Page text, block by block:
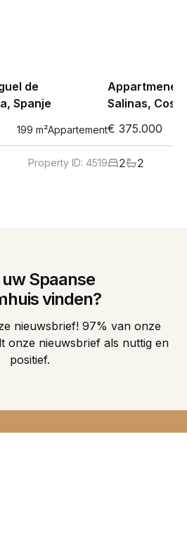
de
Spanje
199 m²Appartement
Property ID: 4519
Appartmenet
Salinas,
€ 375.000
2 2
Spaanse
vinden?
nieuwsbrief! 97% van onze
onze nieuwsbrief als nuttig en
positief.